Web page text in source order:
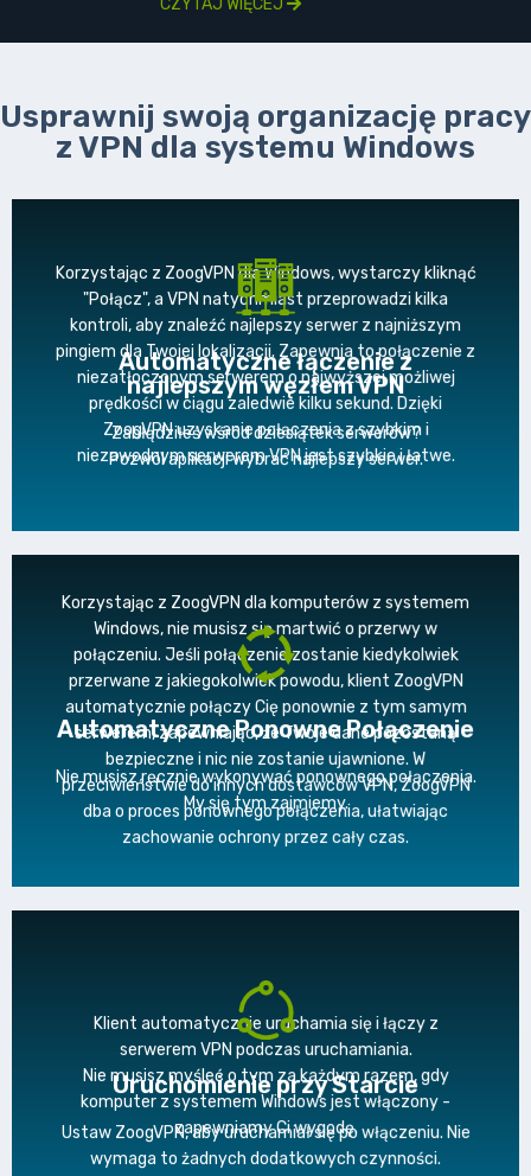
Usprawnij swoją organizację pracy
z VPN dla systemu Windows
Automatyczne łączenie z
najlepszym węzłem VPN
Zabłądziłeś wśród dziesiątek serwerów?
Pozwól aplikacji wybrać najlepszy serwer.
Korzystając z ZoogVPN dla Windows, wystarczy kliknąć
"Połącz", a VPN natychmiast przeprowadzi kilka
kontroli, aby znaleźć najlepszy serwer z najniższym
pingiem dla Twojej lokalizacji. Zapewnia to połączenie z
niezatłoczonym serwerem o najwyższej możliwej
prędkości w ciągu zaledwie kilku sekund. Dzięki
ZoogVPN uzyskanie połączenia z szybkim i
niezawodnym serwerem VPN jest szybkie i łatwe.
Automatyczne Ponowne Połączenie
Nie musisz ręcznie wykonywać ponownego połączenia.
My się tym zajmiemy.
Korzystając z ZoogVPN dla komputerów z systemem
Windows, nie musisz się martwić o przerwy w
połączeniu. Jeśli połączenie zostanie kiedykolwiek
przerwane z jakiegokolwiek powodu, klient ZoogVPN
automatycznie połączy Cię ponownie z tym samym
serwerem, zapewniając, że Twoje dane pozostaną
bezpieczne i nic nie zostanie ujawnione. W
przeciwieństwie do innych dostawców VPN, ZoogVPN
dba o proces ponownego połączenia, ułatwiając
zachowanie ochrony przez cały czas.
Uruchomienie przy Starcie
Ustaw ZoogVPN, aby uruchamiał się po włączeniu. Nie
wymaga to żadnych dodatkowych czynności.
Klient automatycznie uruchamia się i łączy z
serwerem VPN podczas uruchamiania.
Nie musisz myśleć o tym za każdym razem, gdy
komputer z systemem Windows jest włączony -
zapewniamy Ci wygodę.